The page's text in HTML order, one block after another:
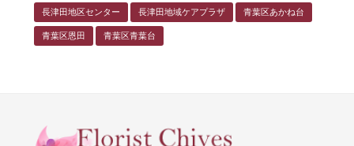
長津田地区センター 長津田地域ケアプラザ 青葉区あかね台
青葉区恩田 青葉区青葉台